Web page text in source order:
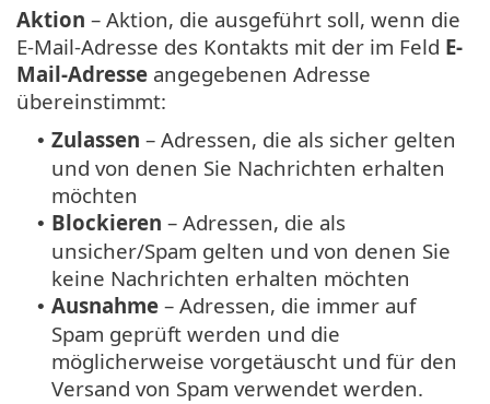
Aktion – Aktion, die ausgeführt soll, wenn die
E-Mail-Adresse des Kontakts mit der im Feld E-
Mail-Adresse angegebenen Adresse
übereinstimmt:
• Zulassen – Adressen, die als sicher gelten
und von denen Sie Nachrichten erhalten
möchten
• Blockieren – Adressen, die als
unsicher/Spam gelten und von denen Sie
keine Nachrichten erhalten möchten
• Ausnahme – Adressen, die immer auf
Spam geprüft werden und die
möglicherweise vorgetäuscht und für den
Versand von Spam verwendet werden.